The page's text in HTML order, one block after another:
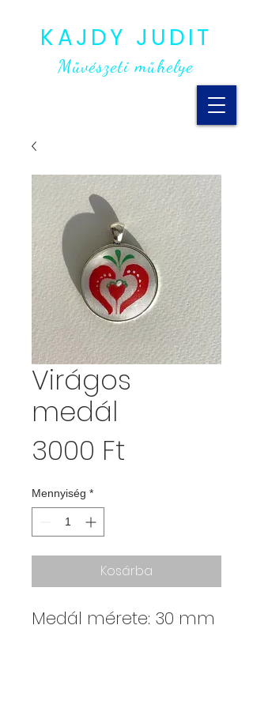
KAJDY JUDIT
Művészeti műhelye
Virágos
medál
3000 Ft
Mennyiség *
Kosárba
Medál mérete: 30 mm